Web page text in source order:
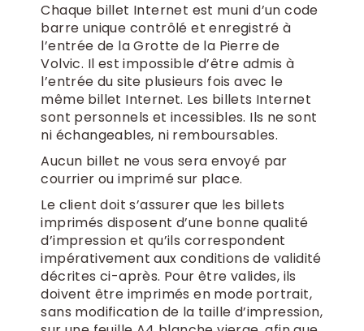
Chaque billet Internet est muni d’un code
barre unique contrôlé et enregistré à
l’entrée de la Grotte de la Pierre de
Volvic. Il est impossible d’être admis à
l’entrée du site plusieurs fois avec le
même billet Internet. Les billets Internet
sont personnels et incessibles. Ils ne sont
ni échangeables, ni remboursables.
Aucun billet ne vous sera envoyé par
courrier ou imprimé sur place.
Le client doit s’assurer que les billets
imprimés disposent d’une bonne qualité
d’impression et qu’ils correspondent
impérativement aux conditions de validité
décrites ci-après. Pour être valides, ils
doivent être imprimés en mode portrait,
sans modification de la taille d’impression,